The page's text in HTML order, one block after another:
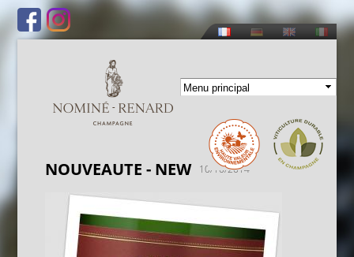
principal
NOUVEAUTE - NEW 10/10/2014